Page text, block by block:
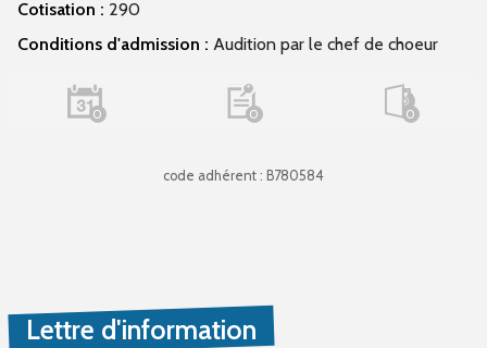
Cotisation : 290
Conditions d'admission : Audition par le chef de choeur
0 0 0
code adhérent : B780584
Lettre d'information